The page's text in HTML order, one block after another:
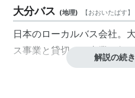
大分バス (地理) 【おおいたばす】
日本のローカルバス会社。
ス事業と貸切バス事業を行
解説の続